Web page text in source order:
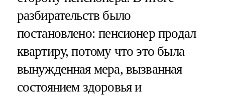
разбирательств было
постановлено: пенсионер продал
квартиру, потому что это была
вынужденная мера, вызванная
состоянием здоровья и